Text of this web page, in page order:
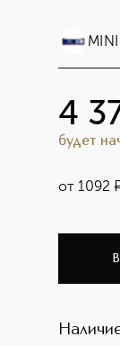
4
будет
от 1092